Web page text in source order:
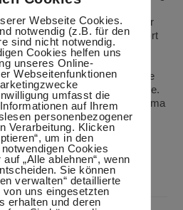
und Florenz verbinden
aber der Besuch bei meiner
Zum einen haben wir dort
und zum anderen habe ich
(Oma) abgucken
Nonnas leckere Paprikasoße
ab und pasteurisiert sie.
zu tun?Das Thema
beschäftigt mich
bin. Langsam…
Webseite Cookies.
notwendig (z.B. für den
sind nicht notwendig.
Cookies helfen uns
unseres Online-
Webseitenfunktionen
umfasst die
auf Ihrem
personenbezogener
Verarbeitung. Klicken
um in den
Cookies
„Alle ablehnen“, wenn
Sie können
verwalten“ detaillierte
von uns eingesetzten
erhalten und deren